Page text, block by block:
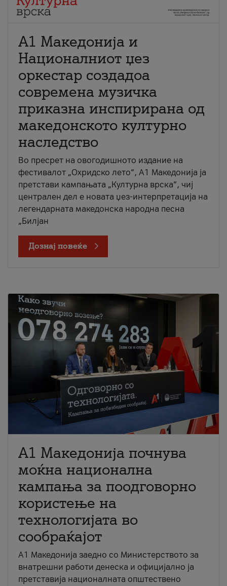
А1 Македонија и
Националниот џез
оркестар создадоа
современа музичка
приказна инспирирана од
македонското културно
наследство
Во пресрет на овогодишното издание на
фестивалот „Охридско лето“, А1 Македонија ја
претстави кампањата „Културна врска“, чиј
централен дел е новата џез-интерпретација на
легендарната македонска народна песна
„Билјан
Дознај повеќе
A1 Македонија почнува
моќна национална
кампања за поодговорно
користење на
технологијата во
сообраќајот
A1 Македонија заедно со Министерството за
внатрешни работи денеска и официјално ја
претставија националната општествено